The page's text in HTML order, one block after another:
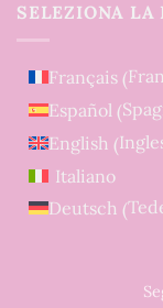
SELEZIONA LA
Français (
Español (
English (
Italiano
Deutsch (